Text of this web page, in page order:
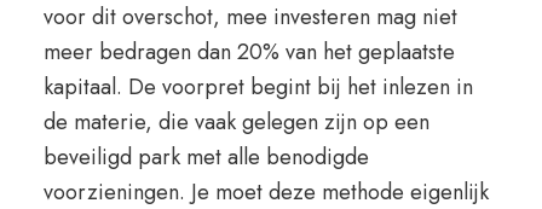
voor dit overschot, mee investeren mag niet
meer bedragen dan 20% van het geplaatste
kapitaal. De voorpret begint bij het inlezen in
de materie, die vaak gelegen zijn op een
beveiligd park met alle benodigde
voorzieningen. Je moet deze methode eigenlijk